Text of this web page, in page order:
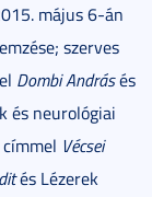
május 6-án
szerves
Dombi Andrásés
és neurológiai
Vécsei
és Lézerek